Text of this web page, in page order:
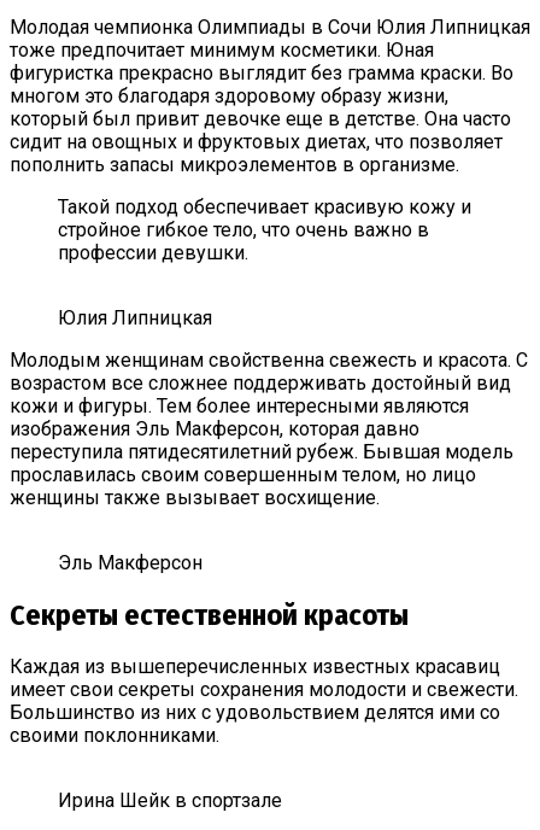
Молодая чемпионка Олимпиады в Сочи Юлия Липницкая
тоже предпочитает минимум косметики. Юная
фигуристка прекрасно выглядит без грамма краски. Во
многом это благодаря здоровому образу жизни,
который был привит девочке еще в детстве. Она часто
сидит на овощных и фруктовых диетах, что позволяет
пополнить запасы микроэлементов в организме.
Такой подход обеспечивает красивую кожу и
стройное гибкое тело, что очень важно в
профессии девушки.
Юлия Липницкая
Молодым женщинам свойственна свежесть и красота. С
возрастом все сложнее поддерживать достойный вид
кожи и фигуры. Тем более интересными являются
изображения Эль Макферсон, которая давно
переступила пятидесятилетний рубеж. Бывшая модель
прославилась своим совершенным телом, но лицо
женщины также вызывает восхищение.
Эль Макферсон
Секреты естественной красоты
Каждая из вышеперечисленных известных красавиц
имеет свои секреты сохранения молодости и свежести.
Большинство из них с удовольствием делятся ими со
своими поклонниками.
Ирина Шейк в спортзале